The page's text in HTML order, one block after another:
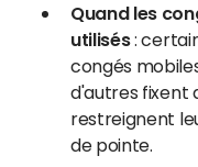
Quand les
utilisés:
congés
d'autres fixent
restreignent
de pointe.